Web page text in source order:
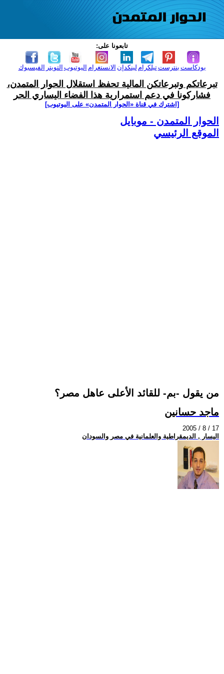
تابعونا على:
الفيسبوك التويتر اليوتيوب الانستغرام لينكدإن تيلكرامبنترست بودكاست
تبرعاتكم وتبرعاتكن المالية تحفظ استقلال الحوار المتمدن،
فشاركونا في دعم استمرارية هذا الفضاء اليساري الحر
[اشترك في قناة ‫«الحوار المتمدن» على اليوتيوب]
الحوار المتمدن - موبايل
الموقع الرئيسي
من يقول -بم- للقائد الأعلى عاهل مصر؟
ماجد حسانين
2005 / 8 / 17
اليسار , الديمقراطية والعلمانية في مصر والسودان